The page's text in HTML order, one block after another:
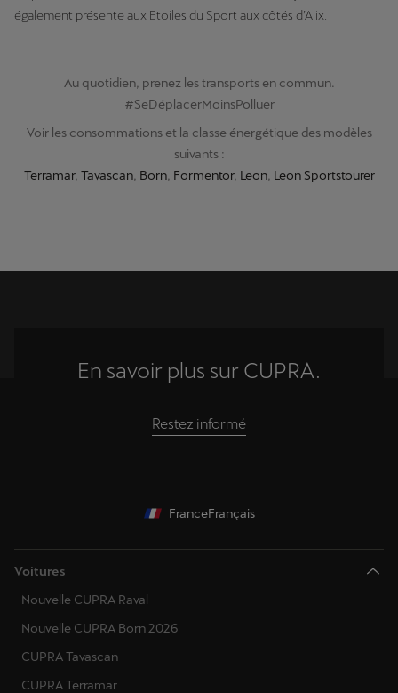
également présente aux Etoiles du Sport aux côtés d’Alix.
Au quotidien, prenez les transports en commun.
#SeDéplacerMoinsPolluer
Voir les consommations et la classe énergétique des modèles
suivants :
Terramar, Tavascan, Born, Formentor, Leon, Leon Sportstourer
En savoir plus sur CUPRA.
Restez informé
FranceFrançais
Voitures
Nouvelle CUPRA Raval
Nouvelle CUPRA Born 2026
CUPRA Tavascan
CUPRA Terramar